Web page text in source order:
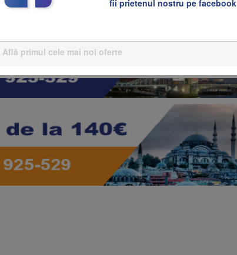
fii prietenul nostru pe facebook
Află primul cele mai noi oferte